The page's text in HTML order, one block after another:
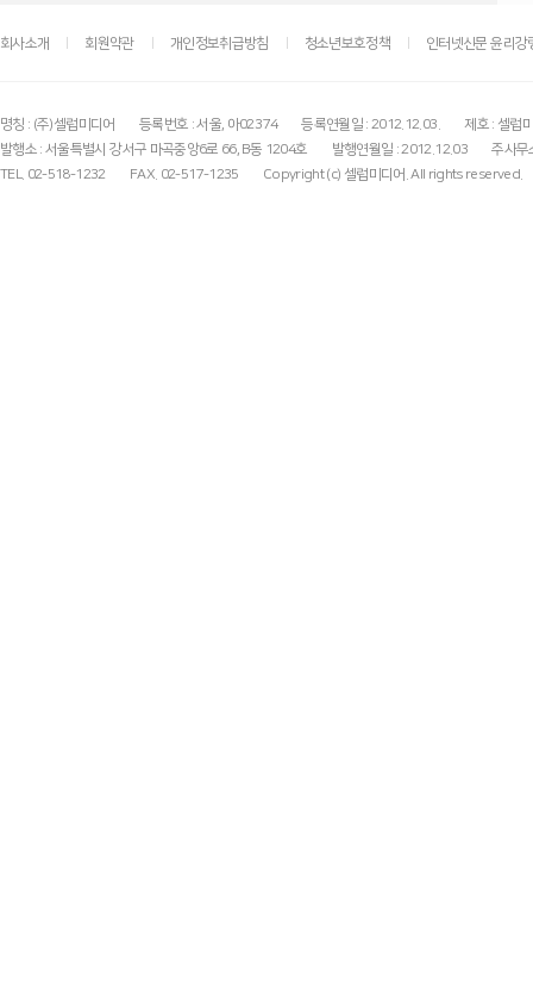
회사소개 회원약관 개인정보취급방침 청소년보호정책 인터넷신문 윤리강
명칭 : (주)셀럽미디어 등록번호 : 서울, 아02374 등록연월일 : 2012.12.03.
제호 : 셀럽
발행소 : 서울특별시 강서구 마곡중앙6로 66, B동 1204호
발행연월일 : 2012.12.03
주사무
TEL. 02-518-1232
FAX. 02-517-1235 Copyright (c) 셀럽미디어. All rights reserved.